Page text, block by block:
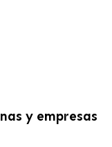
y empresas